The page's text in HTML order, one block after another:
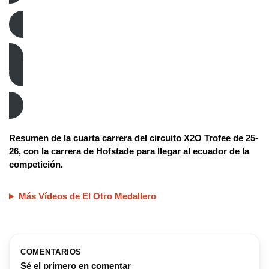
Resumen de la cuarta carrera del circuito X2O Trofee de 25-
26, con la carrera de Hofstade para llegar al ecuador de la
competición.
Más Vídeos de El Otro Medallero
COMENTARIOS
Sé el primero en comentar